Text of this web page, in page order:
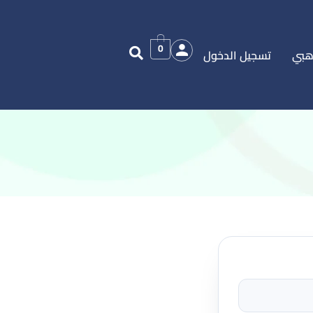
تسجيل الدخول 0